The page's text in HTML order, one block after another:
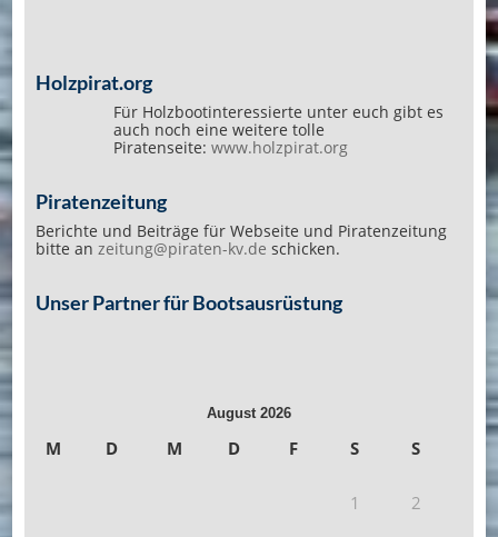
Holzpirat.org
Für Holzbootinteressierte unter euch gibt es
auch noch eine weitere tolle
Piratenseite: www.holzpirat.org
Piratenzeitung
Berichte und Beiträge für Webseite und Piratenzeitung
bitte an zeitung@piraten-kv.de schicken.
Unser Partner für Bootsausrüstung
August 2026
M D M D F S S
1 2